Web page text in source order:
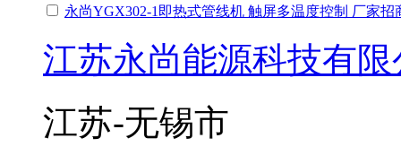
永尚YGX302-1即热式管线机 触屏多温度控制 厂家招
江苏永尚能源科技有限
江苏-无锡市